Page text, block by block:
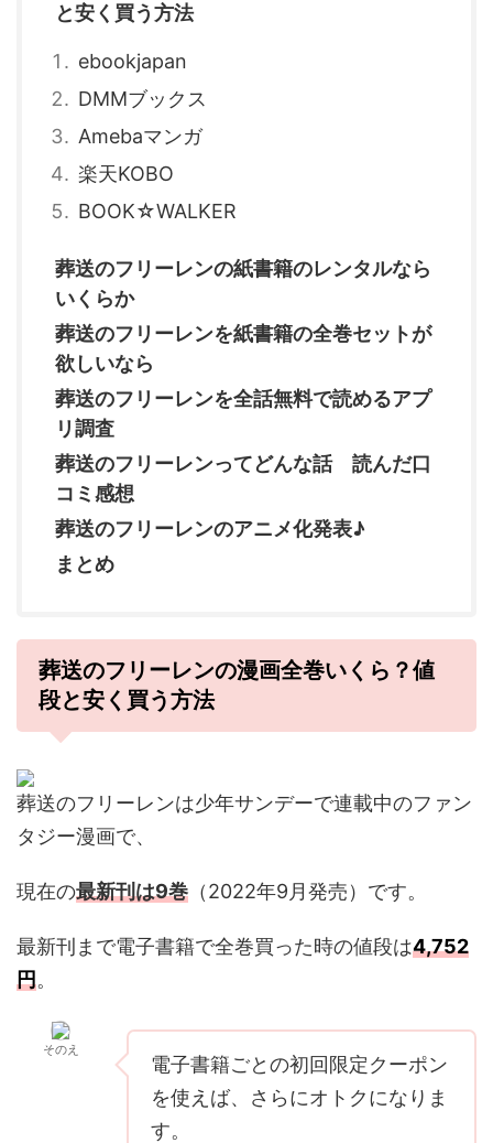
と安く買う方法
ebookjapan
DMMブックス
Amebaマンガ
楽天KOBO
BOOK☆WALKER
葬送のフリーレンの紙書籍のレンタルなら
いくらか
葬送のフリーレンを紙書籍の全巻セットが
欲しいなら
葬送のフリーレンを全話無料で読めるアプ
リ調査
葬送のフリーレンってどんな話 読んだ口
コミ感想
葬送のフリーレンのアニメ化発表♪
まとめ
葬送のフリーレンの漫画全巻いくら？値
段と安く買う方法
葬送のフリーレンは少年サンデーで連載中のファン
タジー漫画で、
現在の最新刊は9巻 （2022年9月発売）です。
最新刊まで電子書籍で全巻買った時の値段は4,752
円。
そのえ
電子書籍ごとの初回限定クーポン
を使えば、さらにオトクになりま
す。